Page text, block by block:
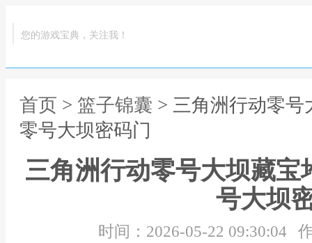
您的游戏宝典，关注我！
首页 > 篮子锦囊 > 三角洲行动零
零号大坝密码门
三角洲行动零号大坝藏宝
号大坝
时间：2026-05-22 09:30:04